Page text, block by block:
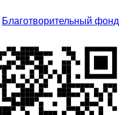
Благотворительный фонд